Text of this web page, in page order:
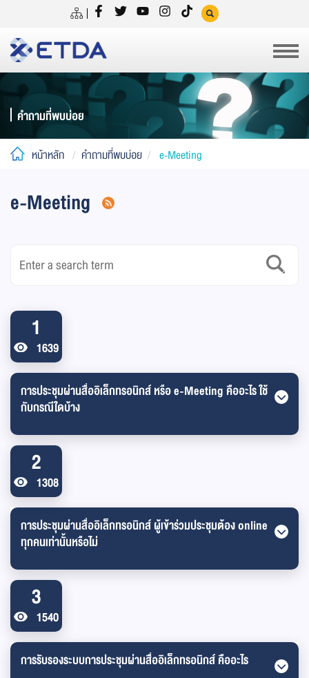
คำถามที่พบบ่อย
หน้าหลัก คำถามที่พบบ่อย e-Meeting
e-Meeting
1
1639
การประชุมผ่านสื่ออิเล็กทรอนิกส์ หรือ e-Meeting คืออะไร ใช้
กับกรณีใดบ้าง
2
1308
การประชุมผ่านสื่ออิเล็กทรอนิกส์ ผู้เข้าร่วมประชุมต้อง online
ทุกคนเท่านั้นหรือไม่
3
1540
การรับรองระบบการประชุมผ่านสื่ออิเล็กทรอนิกส์ คืออะไร